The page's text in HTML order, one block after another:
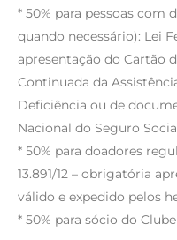
* 50% para pessoas com
quando necessário): Lei
apresentação do Cartão
Continuada da
Deficiência ou de
Nacional do Seguro
* 50% para doadores
13.891/12 – obrigatória
válido e expedido pelos
* 50% para sócio do